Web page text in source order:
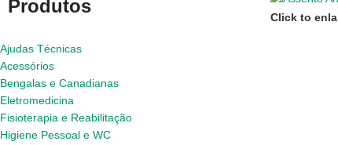
Produtos
Ajudas Técnicas
Acessórios
Bengalas e Canadianas
Eletromedicina
Fisioterapia e Reabilitação
Higiene Pessoal e WC
Click to